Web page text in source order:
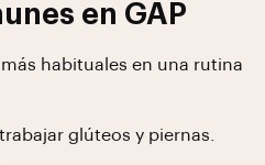
en GAP
habituales en una rutina
glúteos y piernas.